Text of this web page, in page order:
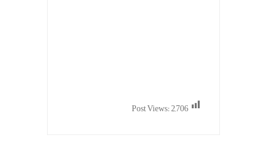
Post Views:2,706